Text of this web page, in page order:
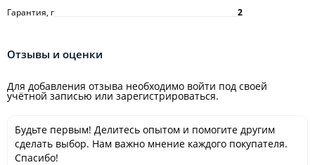
Гарантия, г
2
Отзывы и оценки
Для добавления отзыва необходимо войти под своей
учётной записью или зарегистрироваться.
Будьте первым! Делитесь опытом и помогите другим
сделать выбор. Нам важно мнение каждого покупателя.
Спасибо!